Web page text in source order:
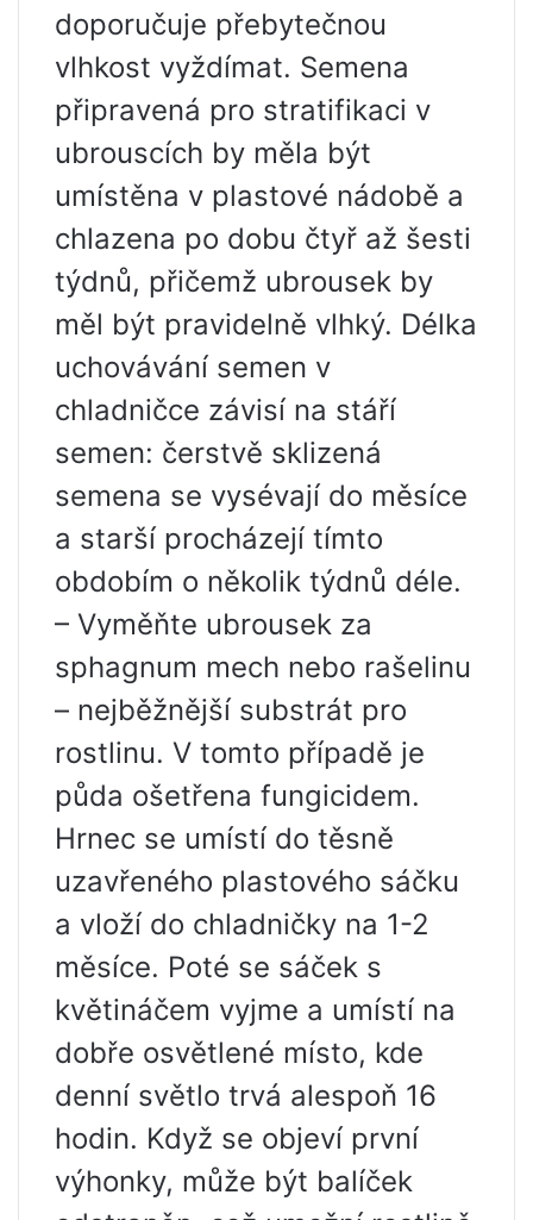
doporučuje přebytečnou
vlhkost vyždímat. Semena
připravená pro stratifikaci v
ubrouscích by měla být
umístěna v plastové nádobě a
chlazena po dobu čtyř až šesti
týdnů, přičemž ubrousek by
měl být pravidelně vlhký. Délka
uchovávání semen v
chladničce závisí na stáří
semen: čerstvě sklizená
semena se vysévají do měsíce
a starší procházejí tímto
obdobím o několik týdnů déle.
– Vyměňte ubrousek za
sphagnum mech nebo rašelinu
– nejběžnější substrát pro
rostlinu. V tomto případě je
půda ošetřena fungicidem.
Hrnec se umístí do těsně
uzavřeného plastového sáčku
a vloží do chladničky na 1-2
měsíce. Poté se sáček s
květináčem vyjme a umístí na
dobře osvětlené místo, kde
denní světlo trvá alespoň 16
hodin. Když se objeví první
výhonky, může být balíček